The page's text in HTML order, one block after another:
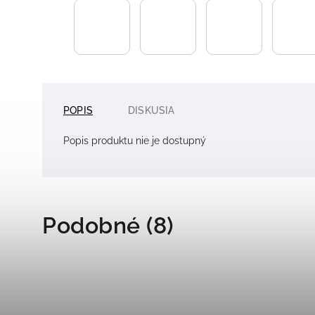
POPIS DISKUSIA
Popis produktu nie je dostupný
Podobné (8)